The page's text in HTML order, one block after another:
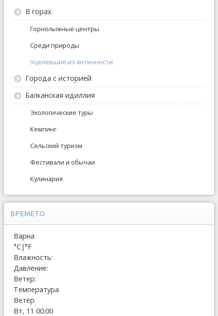
В горах
Горнолыжные центры
Среди природы
Уцелевшие из античности
Города с историей
Балканская идиллия
Экологические туры
Кемпинг
Сельский туризм
Фестивали и обычаи
Кулинария
ВРЕМЕТО
Варна
°C|°F
Влажность:
Давление:
Ветер:
Температура
Ветер
Вт, 11 00:00